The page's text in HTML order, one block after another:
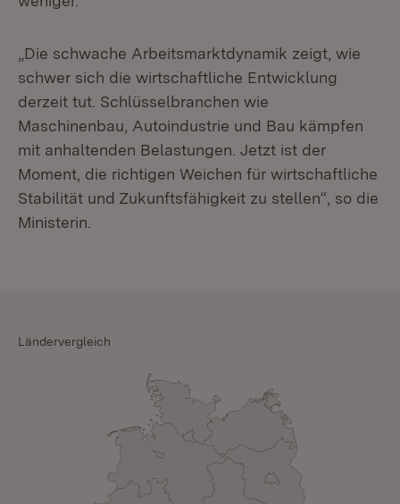
„Die schwache Arbeitsmarktdynamik zeigt, wie
schwer sich die wirtschaftliche Entwicklung
derzeit tut. Schlüsselbranchen wie
Maschinenbau, Autoindustrie und Bau kämpfen
mit anhaltenden Belastungen. Jetzt ist der
Moment, die richtigen Weichen für wirtschaftliche
Stabilität und Zukunftsfähigkeit zu stellen“, so die
Ministerin.
Ländervergleich